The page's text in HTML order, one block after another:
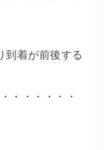
到着が前後する
・・・・・・